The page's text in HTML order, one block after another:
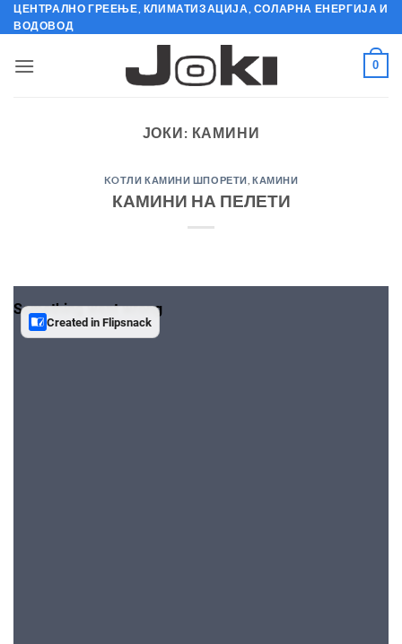
Skip
to
ЦЕНТРАЛНО ГРЕЕЊЕ, КЛИМАТИЗАЦИЈА, СОЛАРНА ЕНЕРГИЈА И
ВОДОВОД
0
ЈОКИ: КАМИНИ
KOТЛИ КАМИНИ ШПОРЕТИ КАМИНИ
КАМИНИ НА ПЕЛЕТИ